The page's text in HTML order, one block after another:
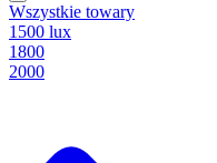
Wszystkie towary
1500 lux
1800
2000